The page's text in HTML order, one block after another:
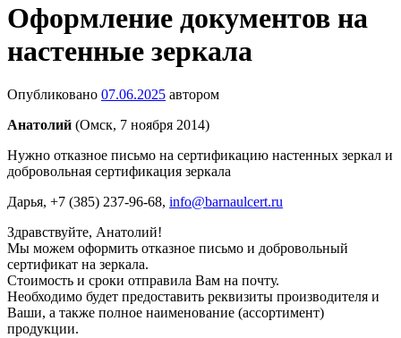
Оформление документов на
настенные зеркала
Опубликовано 07.06.2025 автором
Анатолий (Омск, 7 ноября 2014)
Нужно отказное письмо на сертификацию настенных зеркал и
добровольная сертификация зеркала
Дарья, +7 (385) 237-96-68, info@barnaulcert.ru
Здравствуйте, Анатолий!
Мы можем оформить отказное письмо и добровольный
сертификат на зеркала.
Стоимость и сроки отправила Вам на почту.
Необходимо будет предоставить реквизиты производителя и
Ваши, а также полное наименование (ассортимент)
продукции.